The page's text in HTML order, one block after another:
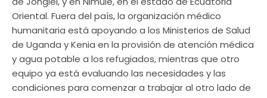
Oriental. Fuera del país, la organización médico
humanitaria está apoyando a los Ministerios de Salud
de Uganda y Kenia en la provisión de atención médica
y agua potable a los refugiados, mientras que otro
equipo ya está evaluando las necesidades y las
condiciones para comenzar a trabajar al otro lado de